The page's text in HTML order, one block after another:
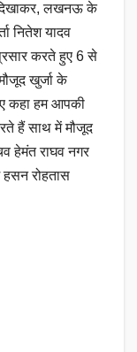
दिखाकर, लखनऊ के
नितेश यादव
करते हुए 6 से
खुर्जा के
कहा हम आपकी
हैं साथ में मौजूद
हेमंत राघव नगर
हसन रोहतास